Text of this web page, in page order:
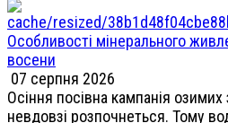
Особливості мінерального
восени
07 серпня 2026
Осіння посівна кампанія
невдовзі розпочнеться. Тому